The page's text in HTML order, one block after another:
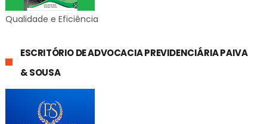
Qualidade e Eficiência
ESCRITÓRIO DE ADVOCACIA PREVIDENCIÁRIA PAIVA
& SOUSA